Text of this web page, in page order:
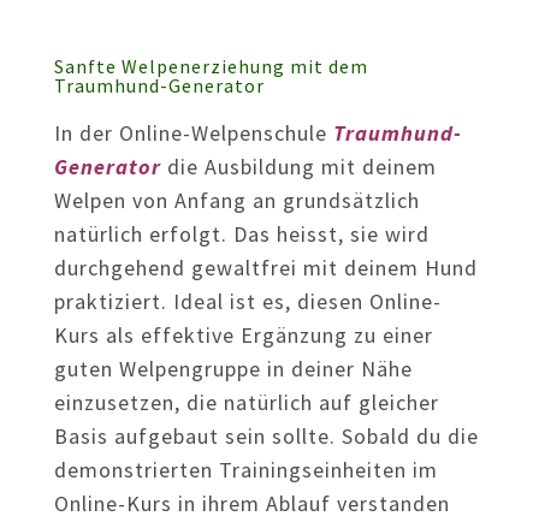
Sanfte Welpenerziehung mit dem
Traumhund-Generator
In der Online-Welpenschule Traumhund-
Generatordie Ausbildung mit deinem
Welpen von Anfang an grundsätzlich
natürlich erfolgt. Das heisst, sie wird
durchgehend gewaltfrei mit deinem Hund
praktiziert. Ideal ist es, diesen Online-
Kurs als effektive Ergänzung zu einer
guten Welpengruppe in deiner Nähe
einzusetzen, die natürlich auf gleicher
Basis aufgebaut sein sollte. Sobald du die
demonstrierten Trainingseinheiten im
Online-Kurs in ihrem Ablauf verstanden